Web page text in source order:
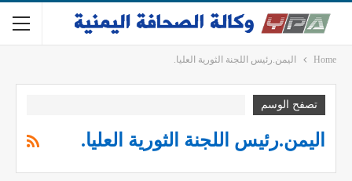
Home اليمن.رئيس اللجنة الثورية العليا.
تصفح الوسم
اليمن.رئيس اللجنة الثورية العليا.